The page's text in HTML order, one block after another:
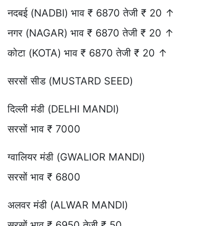
नदबई (NADBI) भाव ₹ 6870 तेजी ₹ 20 ↑
नगर (NAGAR) भाव ₹ 6870 तेजी ₹ 20 ↑
कोटा (KOTA) भाव ₹ 6870 तेजी ₹ 20 ↑
सरसों सीड (MUSTARD SEED)
दिल्ली मंडी (DELHI MANDI)
सरसों भाव ₹ 7000
ग्वालियर मंडी (GWALIOR MANDI)
सरसों भाव ₹ 6800
अलवर मंडी (ALWAR MANDI)